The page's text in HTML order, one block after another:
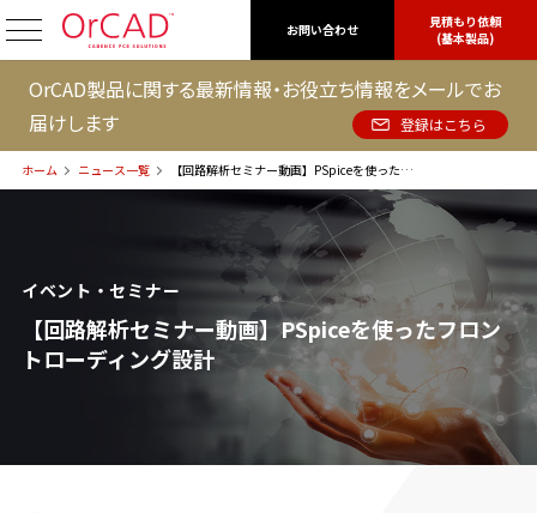
お問い合わせ
見積もり依頼
(基本製品)
OrCAD製品に関する最新情報・お役立ち情報をメールでお
届けします
登録はこちら
ホーム ニュース一覧 【回路解析セミナー動画】PSpiceを使ったフロントローディング設計
イベント・セミナー
【回路解析セミナー動画】PSpiceを使ったフロン
トローディング設計